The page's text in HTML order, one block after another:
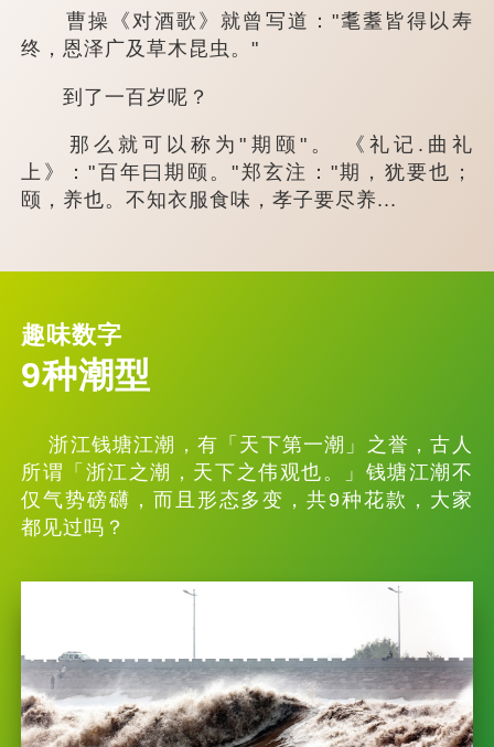
曹操《对酒歌》就曾写道："耄耋皆得以寿
终，恩泽广及草木昆虫。"
到了一百岁呢？
那么就可以称为"期颐"。 《礼记.曲礼
上》："百年曰期颐。"郑玄注："期，犹要也；
颐，养也。不知衣服食味，孝子要尽养...
趣味数字
9种潮型
浙江钱塘江潮，有「天下第一潮」之誉，古人
所谓「浙江之潮，天下之伟观也。」钱塘江潮不
仅气势磅礴，而且形态多变，共9种花款，大家
都见过吗？